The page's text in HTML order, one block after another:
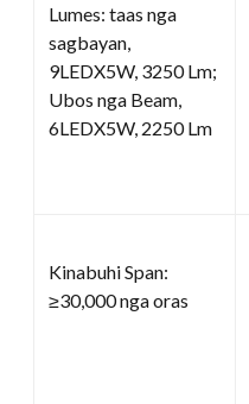
Lumes: taas nga
sagbayan,
9LEDX5W, 3250 Lm;
Ubos nga Beam,
6LEDX5W, 2250 Lm
Kinabuhi Span:
≥30,000 nga oras